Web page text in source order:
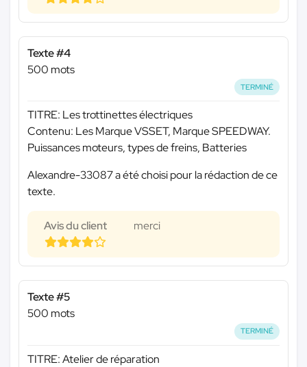
Texte #4
500 mots
TERMINÉ
TITRE: Les trottinettes électriques
Contenu: Les Marque VSSET, Marque SPEEDWAY.
Puissances moteurs, types de freins, Batteries
Alexandre-33087 a été choisi pour la rédaction de ce
texte.
Avis du client merci
Texte #5
500 mots
TERMINÉ
TITRE: Atelier de réparation